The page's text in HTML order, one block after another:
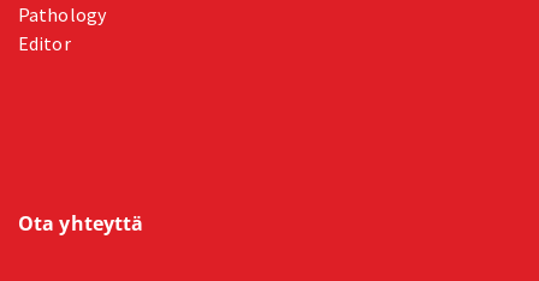
Pathology
Editor
Ota yhteyttä